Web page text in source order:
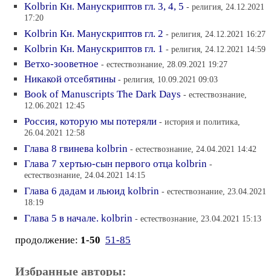
Kolbrin Кн. Манускриптов гл. 3, 4, 5 - религия, 24.12.2021
17:20
Kolbrin Кн. Манускриптов гл. 2 - религия, 24.12.2021 16:27
Kolbrin Кн. Манускриптов гл. 1 - религия, 24.12.2021 14:59
Ветхо-зооветное - естествознание, 28.09.2021 19:27
Никакой отсебятины - религия, 10.09.2021 09:03
Book of Manuscripts The Dark Days - естествознание,
12.06.2021 12:45
Россия, которую мы потеряли - история и политика,
26.04.2021 12:58
Глава 8 гвинева kolbrin - естествознание, 24.04.2021 14:42
Глава 7 хертью-сын первого отца kolbrin -
естествознание, 24.04.2021 14:15
Глава 6 дадам и льюид kolbrin - естествознание, 23.04.2021
18:19
Глава 5 в начале. kolbrin - естествознание, 23.04.2021 15:13
продолжение: 1-50 51-85
Избранные авторы: